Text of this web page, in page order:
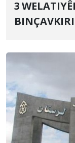
3 WELATIYÊN PAWEYÊ HATINE